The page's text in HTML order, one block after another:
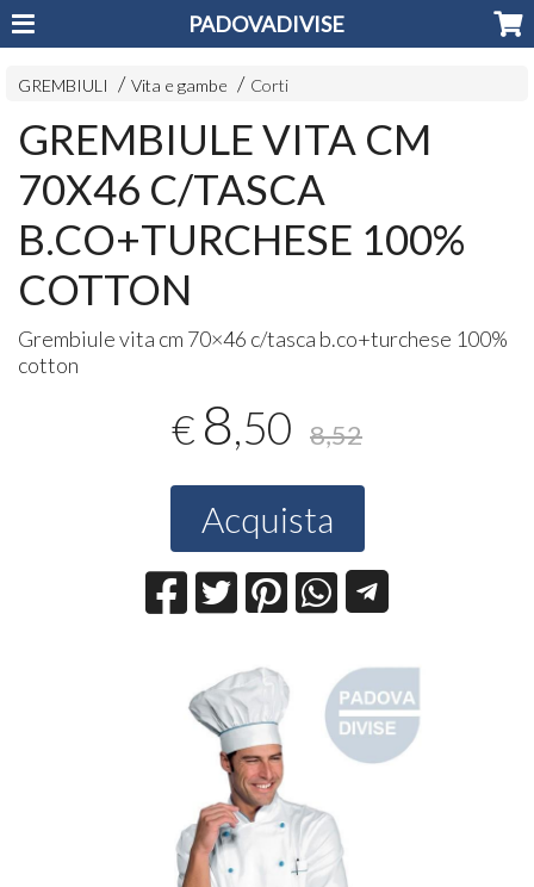
PADOVADIVISE
GREMBIULI Vita e gambe Corti
GREMBIULE VITA CM
70X46 C/TASCA
B.CO+TURCHESE 100%
COTTON
Grembiule vita cm 70×46 c/tasca b.co+turchese 100%
cotton
€ 8,50 8,52
Acquista